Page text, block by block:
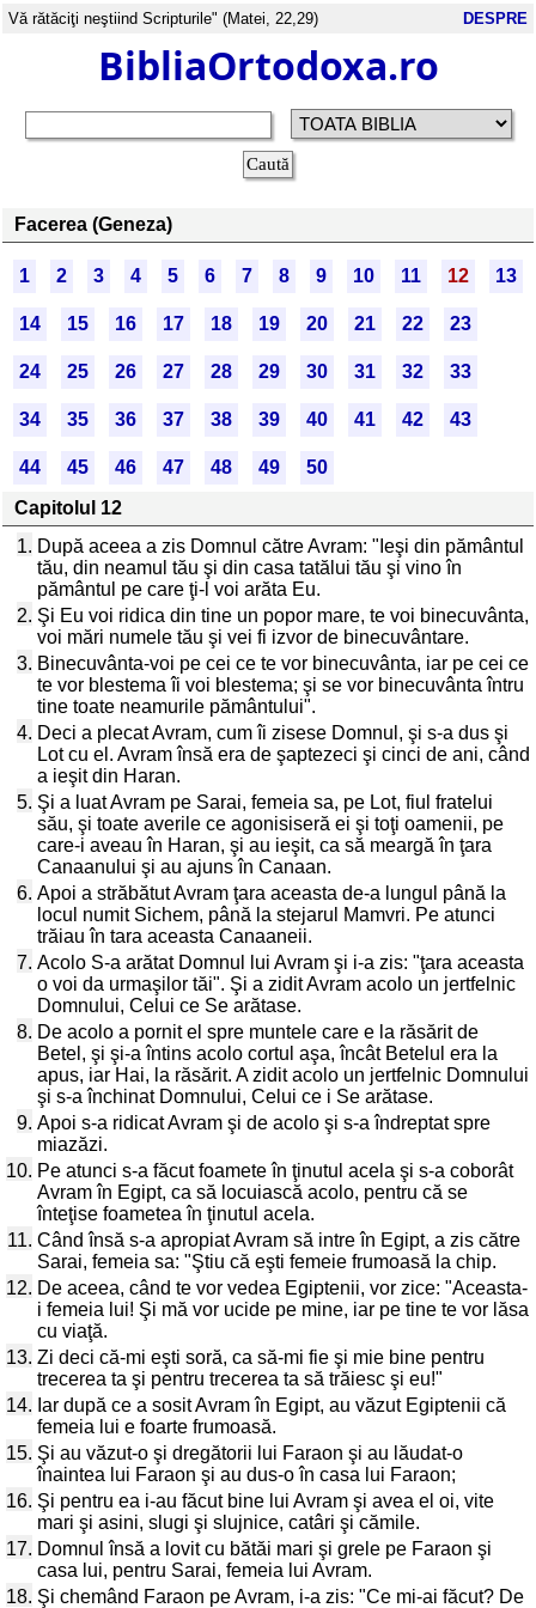
Vă rătăciţi neştiind Scripturile" (Matei, 22,29) DESPRE
BibliaOrtodoxa.ro
Facerea (Geneza)
1 2 3 4 5 6 7 8 9 10 11 12 13
14 15 16 17 18 19 20 21 22 23
24 25 26 27 28 29 30 31 32 33
34 35 36 37 38 39 40 41 42 43
44 45 46 47 48 49
50
Capitolul 12
1. După aceea a zis Domnul către Avram: "Ieşi din pământul
tău, din neamul tău şi din casa tatălui tău şi vino în
pământul pe care ţi-l voi arăta Eu.
2. Şi Eu voi ridica din tine un popor mare, te voi binecuvânta,
voi mări numele tău şi vei fi izvor de binecuvântare.
3. Binecuvânta-voi pe cei ce te vor binecuvânta, iar pe cei ce
te vor blestema îi voi blestema; şi se vor binecuvânta întru
tine toate neamurile pământului".
4. Deci a plecat Avram, cum îi zisese Domnul, şi s-a dus şi
Lot cu el. Avram însă era de şaptezeci şi cinci de ani, când
a ieşit din Haran.
5. Şi a luat Avram pe Sarai, femeia sa, pe Lot, fiul fratelui
său, şi toate averile ce agonisiseră ei şi toţi oamenii, pe
care-i aveau în Haran, şi au ieşit, ca să meargă în ţara
Canaanului şi au ajuns în Canaan.
6. Apoi a străbătut Avram ţara aceasta de-a lungul până la
locul numit Sichem, până la stejarul Mamvri. Pe atunci
trăiau în tara aceasta Canaaneii.
7. Acolo S-a arătat Domnul lui Avram şi i-a zis: "ţara aceasta
o voi da urmaşilor tăi". Şi a zidit Avram acolo un jertfelnic
Domnului, Celui ce Se arătase.
8. De acolo a pornit el spre muntele care e la răsărit de
Betel, şi şi-a întins acolo cortul aşa, încât Betelul era la
apus, iar Hai, la răsărit. A zidit acolo un jertfelnic Domnului
şi s-a închinat Domnului, Celui ce i Se arătase.
9. Apoi s-a ridicat Avram şi de acolo şi s-a îndreptat spre
miazăzi.
10. Pe atunci s-a făcut foamete în ţinutul acela şi s-a coborât
Avram în Egipt, ca să locuiască acolo, pentru că se
înteţise foametea în ţinutul acela.
11. Când însă s-a apropiat Avram să intre în Egipt, a zis către
Sarai, femeia sa: "Ştiu că eşti femeie frumoasă la chip.
12. De aceea, când te vor vedea Egiptenii, vor zice: "Aceasta-
i femeia lui! Şi mă vor ucide pe mine, iar pe tine te vor lăsa
cu viaţă.
13. Zi deci că-mi eşti soră, ca să-mi fie şi mie bine pentru
trecerea ta şi pentru trecerea ta să trăiesc şi eu!"
14. Iar după ce a sosit Avram în Egipt, au văzut Egiptenii că
femeia lui e foarte frumoasă.
15. Şi au văzut-o şi dregătorii lui Faraon şi au lăudat-o
înaintea lui Faraon şi au dus-o în casa lui Faraon;
16. Şi pentru ea i-au făcut bine lui Avram şi avea el oi, vite
mari şi asini, slugi şi slujnice, catâri şi cămile.
17. Domnul însă a lovit cu bătăi mari şi grele pe Faraon şi
casa lui, pentru Sarai, femeia lui Avram.
18. Şi chemând Faraon pe Avram, i-a zis: "Ce mi-ai făcut? De